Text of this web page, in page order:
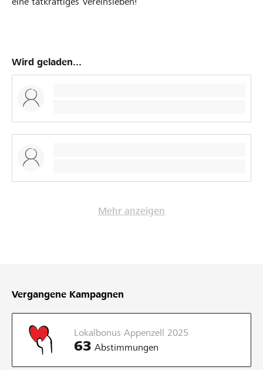
Wird geladen...
Mehr anzeigen
Vergangene Kampagnen
Lokalbonus Appenzell 2025
63 Abstimmungen